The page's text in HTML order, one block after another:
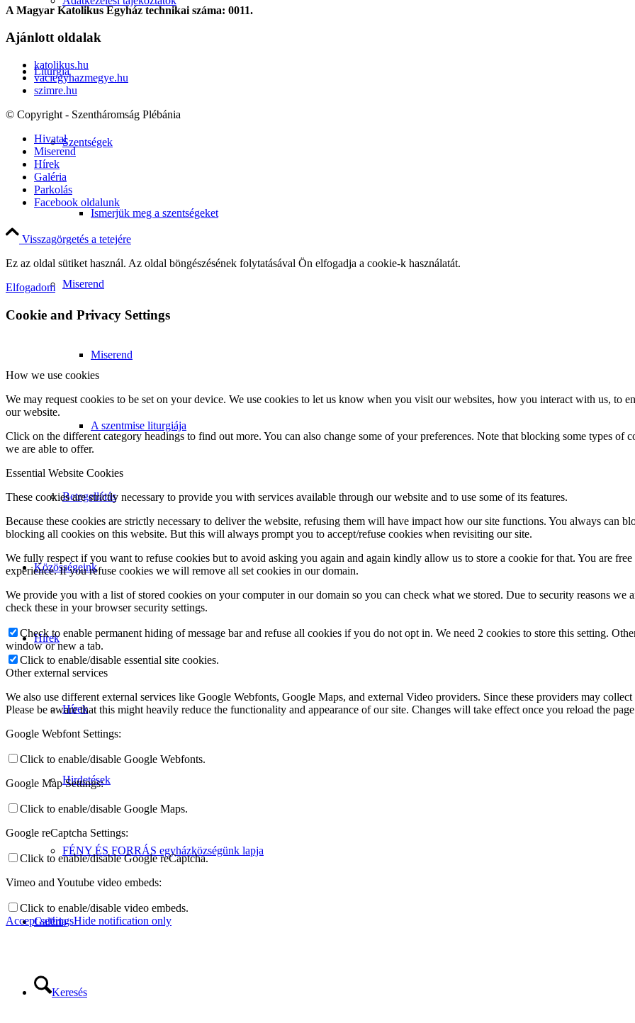
Liturgia
Szentségek
Ismerjük meg a szentségeket
Miserend
Miserend
A szentmise liturgiája
Betegellátás
Közösségeink
Hírek
Hírek
Hirdetések
FÉNY ÉS FORRÁS egyházközségünk lapja
Galéria
Keresés
A Magyar Katolikus Egyház technikai száma: 0011.
Ajánlott oldalak
katolikus.hu
vaciegyhazmegye.hu
szimre.hu
© Copyright - Szentháromság Plébánia
Hivatal
Miserend
Hírek
Galéria
Parkolás
Facebook oldalunk
Visszagörgetés a tetejére
Ez az oldal sütiket használ. Az oldal böngészésének folytatásával Ön elfogadja a cookie-k használatát.
Elfogadom
Cookie and Privacy Settings
How we use cookies
We may request cookies to be set on your device. We use cookies to let us know when you visit our websites, how you interact with us, to
our website.
Click on the different category headings to find out more. You can also change some of your preferences. Note that blocking some types of
we are able to offer.
Essential Website Cookies
These cookies are strictly necessary to provide you with services available through our website and to use some of its features.
Because these cookies are strictly necessary to deliver the website, refusing them will have impact how our site functions. You always can
blocking all cookies on this website. But this will always prompt you to accept/refuse cookies when revisiting our site.
We fully respect if you want to refuse cookies but to avoid asking you again and again kindly allow us to store a cookie for that. You are
experience. If you refuse cookies we will remove all set cookies in our domain.
We provide you with a list of stored cookies on your computer in our domain so you can check what we stored. Due to security reasons we
check these in your browser security settings.
Check to enable permanent hiding of message bar and refuse all cookies if you do not opt in. We need 2 cookies to store this setting.
window or new a tab.
Click to enable/disable essential site cookies.
Other external services
We also use different external services like Google Webfonts, Google Maps, and external Video providers. Since these providers may
Please be aware that this might heavily reduce the functionality and appearance of our site. Changes will take effect once you reload the
Google Webfont Settings:
Click to enable/disable Google Webfonts.
Google Map Settings:
Click to enable/disable Google Maps.
Google reCaptcha Settings:
Click to enable/disable Google reCaptcha.
Vimeo and Youtube video embeds:
Click to enable/disable video embeds.
Accept settingsHide notification only